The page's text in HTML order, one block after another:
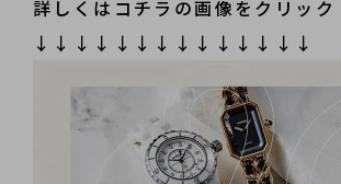
詳しくはコチラの画像をクリッ
↓↓↓↓↓↓↓↓↓↓↓↓↓↓